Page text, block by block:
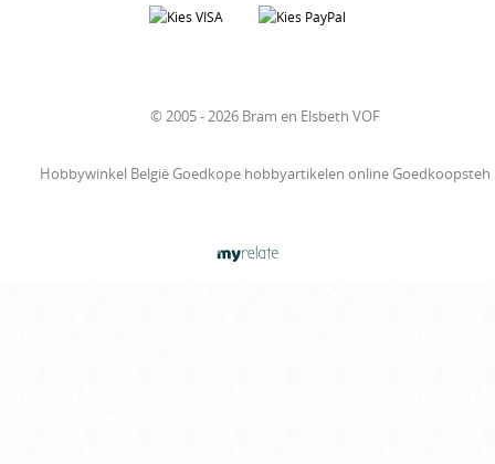
© 2005 - 2026 Bram en Elsbeth VOF
Hobbywinkel België Goedkope hobbyartikelen online Goedkoopsteh